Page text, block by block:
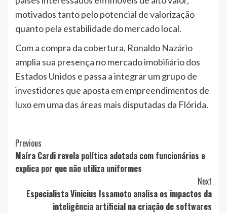
motivados tanto pelo potencial de valorização
quanto pela estabilidade do mercado local.
Com a compra da cobertura, Ronaldo Nazário
amplia sua presença no mercado imobiliário dos
Estados Unidos e passa a integrar um grupo de
investidores que aposta em empreendimentos de
luxo em uma das áreas mais disputadas da Flórida.
Post
Navigation
Previous
Maíra Cardi revela política adotada com funcionários e
explica por que não utiliza uniformes
Next
Especialista Vinicius Issamoto analisa os impactos da
inteligência artificial na criação de softwares